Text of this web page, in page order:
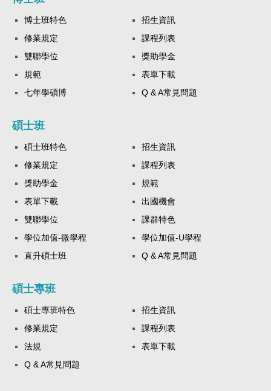
博士班特色
招生資訊
修業規定
課程列表
雙聯學位
獎助學金
規範
表單下載
七年學碩博
Q & A常見問題
碩士班
碩士班特色
招生資訊
修業規定
課程列表
獎助學金
規範
表單下載
出國機會
雙聯學位
課群特色
學位加值-微學程
學位加值-U學程
直升碩士班
Q & A常見問題
碩士專班
碩士專班特色
招生資訊
修業規定
課程列表
法規
表單下載
Q & A常見問題